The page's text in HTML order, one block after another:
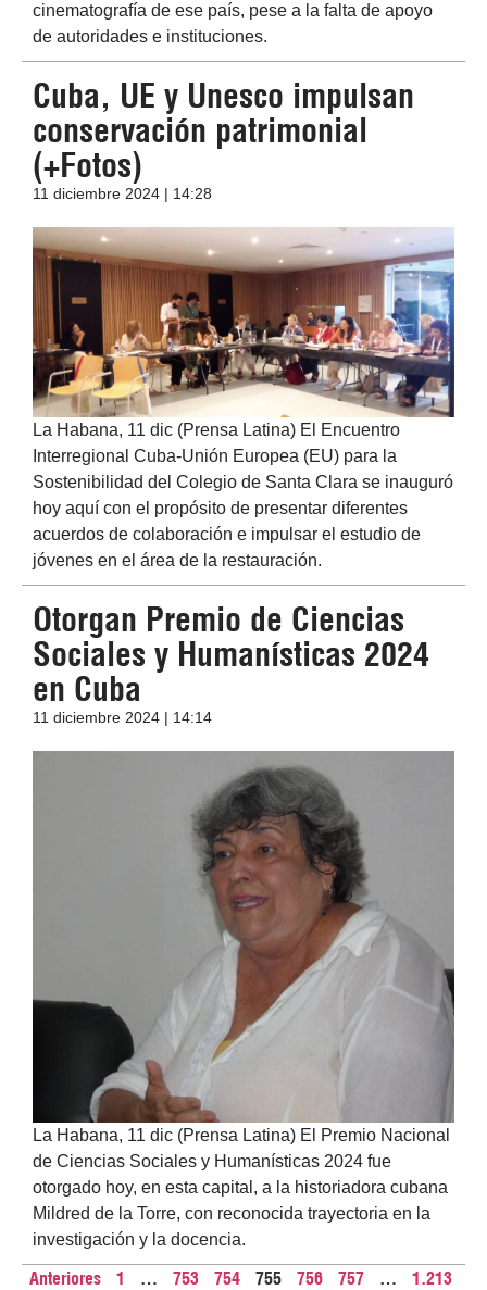
cinematografía de ese país, pese a la falta de apoyo
de autoridades e instituciones.
Cuba, UE y Unesco impulsan
conservación patrimonial
(+Fotos)
11 diciembre 2024 | 14:28
La Habana, 11 dic (Prensa Latina) El Encuentro
Interregional Cuba-Unión Europea (EU) para la
Sostenibilidad del Colegio de Santa Clara se inauguró
hoy aquí con el propósito de presentar diferentes
acuerdos de colaboración e impulsar el estudio de
jóvenes en el área de la restauración.
Otorgan Premio de Ciencias
Sociales y Humanísticas 2024
en Cuba
11 diciembre 2024 | 14:14
La Habana, 11 dic (Prensa Latina) El Premio Nacional
de Ciencias Sociales y Humanísticas 2024 fue
otorgado hoy, en esta capital, a la historiadora cubana
Mildred de la Torre, con reconocida trayectoria en la
investigación y la docencia.
Anteriores 1 … 753 754 755 756 757 …
1.213